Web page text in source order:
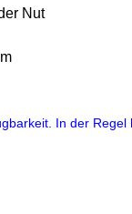
Nut
In der Regel